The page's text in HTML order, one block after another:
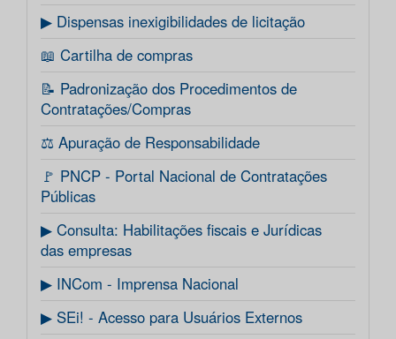
▶ Dispensas inexigibilidades de licitação
📖 Cartilha de compras
📝 Padronização dos Procedimentos de
Contratações/Compras
⚖️ Apuração de Responsabilidade
🚩 PNCP - Portal Nacional de Contratações
Públicas
▶ Consulta: Habilitações fiscais e Jurídicas
das empresas
▶ INCom - Imprensa Nacional
▶ SEi! - Acesso para Usuários Externos